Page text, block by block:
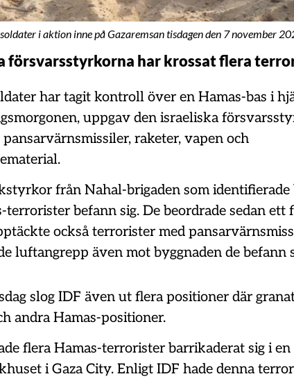
i aktion inne på Gazaremsan tisdagen den 7 november
försvarsstyrkorna har krossat flera
har tagit kontroll över en Hamas-bas i
uppgav den israeliska
raketer, vapen och
från Nahal-brigaden som identifierade
terrorister befann sig. De beordrade sedan
också terrorister med
luftangrepp även mot byggnaden de befann
slog IDF även ut flera positioner där
andra Hamas-positioner.
flera Hamas-terrorister barrikaderat sig i en
i Gaza City. Enligt IDF hade denna